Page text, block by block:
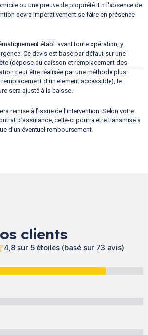
ou une preuve de propriété. En l'absence de
devra impérativement se faire en présence
établi avant toute opération, y
Ce devis est basé par défaut sur une
(dépose du caisson et remplacement des
peut être réalisée par une méthode plus
d'un élément accessible), le
sera ajusté à la baisse.
remise à l’issue de l’intervention. Selon votre
d’assurance, celle-ci pourra être transmise à
d’un éventuel remboursement.
clients
4,8 sur 5 étoiles (basé sur 73 avis)